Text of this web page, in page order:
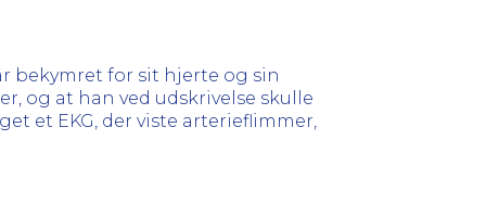
bekymret for sit hjerte og sin
og at han ved udskrivelse skulle
et EKG, der viste arterieflimmer,